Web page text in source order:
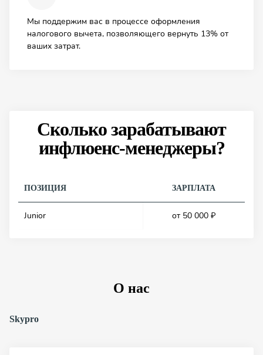
Мы поддержим вас в процессе оформления
налогового вычета, позволяющего вернуть 13% от
ваших затрат.
Сколько зарабатывают
инфлюенс-менеджеры?
ПОЗИЦИЯ ЗАРПЛАТА
Junior от 50 000 ₽
О нас
Skypro